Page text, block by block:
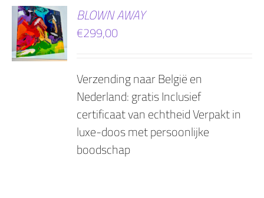
BLOWN AWAY
€299,00
Verzending naar België en
Nederland: gratis Inclusief
certificaat van echtheid Verpakt in
luxe-doos met persoonlijke
boodschap